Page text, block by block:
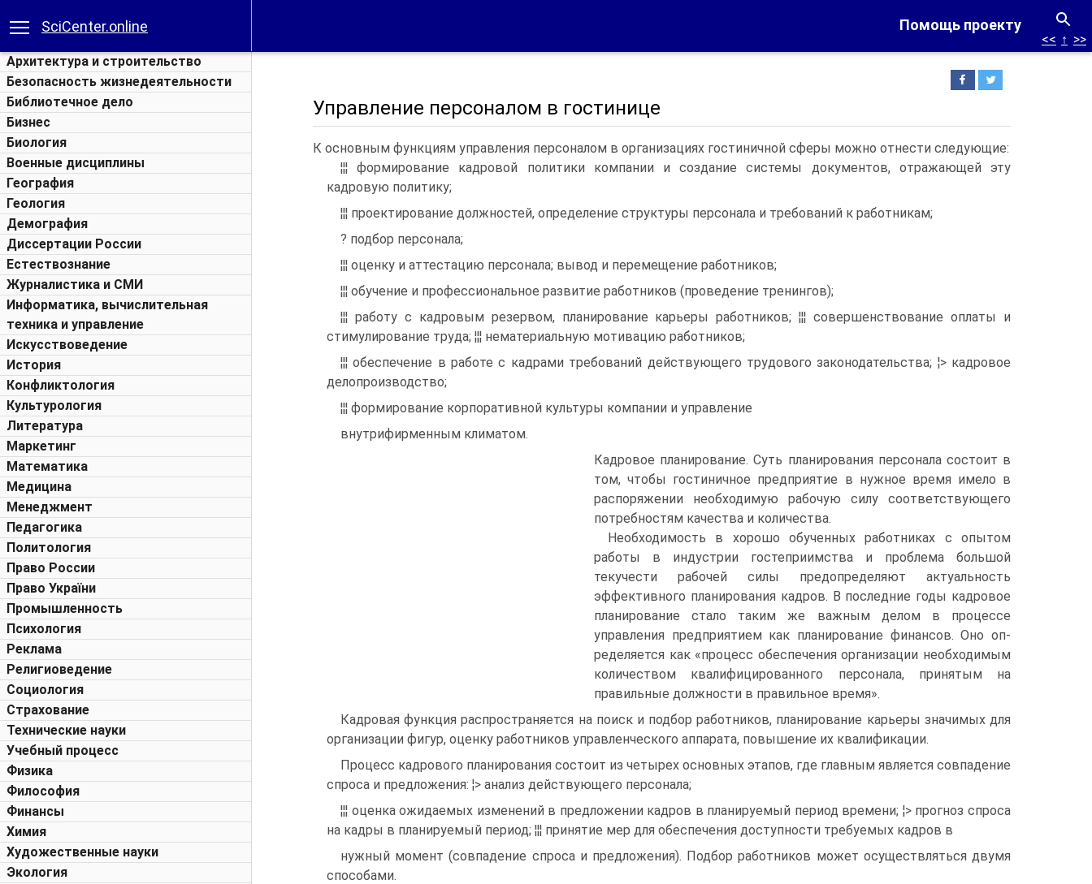
Помощь проекту
SciCenter.online
Архитектура и строительство
Безопасность жизнедеятельности
Библиотечное дело
Бизнес
Биология
Военные дисциплины
География
Геология
Демография
Диссертации России
Естествознание
Журналистика и СМИ
Информатика, вычислительная
техника и управление
Искусствоведение
История
Конфликтология
Культурология
Литература
Маркетинг
Математика
Медицина
Менеджмент
Педагогика
Политология
Право России
Право України
Промышленность
Психология
Реклама
Религиоведение
Социология
Страхование
Технические науки
Учебный процесс
Физика
Философия
Финансы
Химия
Художественные науки
Экология
<< ↑ >>
Управление персоналом в гостинице
К основным функциям управления персоналом в организациях гостиничной сферы можно отнести следующие:
¦¦¦ формирование кадровой политики компании и создание системы документов, отражающей эту
кадровую политику;
¦¦¦ проектирование должностей, определение структуры персонала и требований к работникам;
? подбор персонала;
¦¦¦ оценку и аттестацию персонала; вывод и перемещение работников;
¦¦¦ обучение и профессиональное развитие работников (проведение тренингов);
¦¦¦ работу с кадровым резервом, планирование карьеры работников; ¦¦¦ совершенствование оплаты и
стимулирование труда; ¦¦¦ нематериальную мотивацию работников;
¦¦¦ обеспечение в работе с кадрами требований действующего трудового законодательства; ¦> кадровое
делопроизводство;
¦¦¦ формирование корпоративной культуры компании и управление
внутрифирменным климатом.
Кадровое планирование. Суть планирования персонала состоит в
том, чтобы гостиничное предприятие в нужное время имело в
распоряжении необходимую рабочую силу соответствующего
потребностям качества и количества.
Необходимость в хорошо обученных работниках с опытом
работы в индустрии гостеприимства и проблема большой
текучести рабочей силы предопределяют актуальность
эффективного планирования кадров. В последние годы кадровое
планирование стало таким же важным делом в процессе
управления предприятием как планирование финансов. Оно оп-
ределяется как «процесс обеспечения организации необходимым
количеством квалифицированного персонала, принятым на
правильные должности в правильное время».
Кадровая функция распространяется на поиск и подбор работников, планирование карьеры значимых для
организации фигур, оценку работников управленческого аппарата, повышение их квалификации.
Процесс кадрового планирования состоит из четырех основных этапов, где главным является совпадение
спроса и предложения: ¦> анализ действующего персонала;
¦¦¦ оценка ожидаемых изменений в предложении кадров в планируемый период времени; ¦> прогноз спроса
на кадры в планируемый период; ¦¦¦ принятие мер для обеспечения доступности требуемых кадров в
нужный момент (совпадение спроса и предложения). Подбор работников может осуществляться двумя
способами.